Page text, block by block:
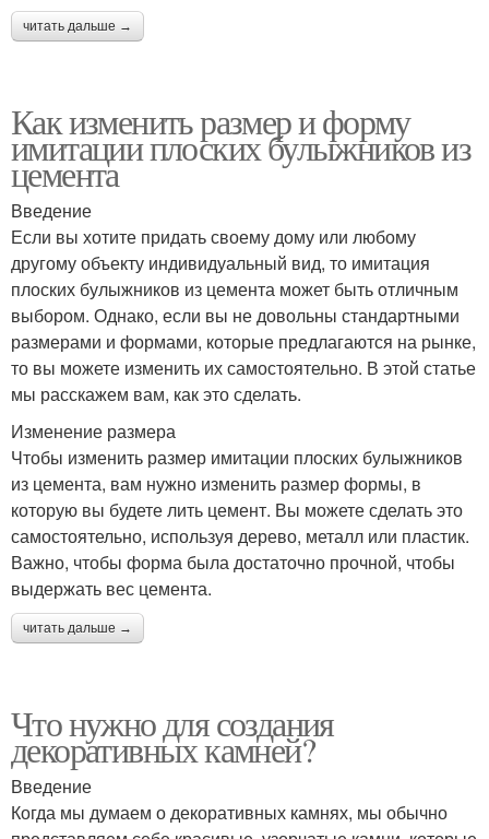
читать дальше →
Как изменить размер и форму
имитации плоских булыжников из
цемента
Введение
Если вы хотите придать своему дому или любому
другому объекту индивидуальный вид, то имитация
плоских булыжников из цемента может быть отличным
выбором. Однако, если вы не довольны стандартными
размерами и формами, которые предлагаются на рынке,
то вы можете изменить их самостоятельно. В этой статье
мы расскажем вам, как это сделать.
Изменение размера
Чтобы изменить размер имитации плоских булыжников
из цемента, вам нужно изменить размер формы, в
которую вы будете лить цемент. Вы можете сделать это
самостоятельно, используя дерево, металл или пластик.
Важно, чтобы форма была достаточно прочной, чтобы
выдержать вес цемента.
читать дальше →
Что нужно для создания
декоративных камней?
Введение
Когда мы думаем о декоративных камнях, мы обычно